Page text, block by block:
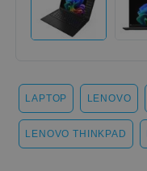
LAPTOP LENOVO
LENOVO THINKPAD